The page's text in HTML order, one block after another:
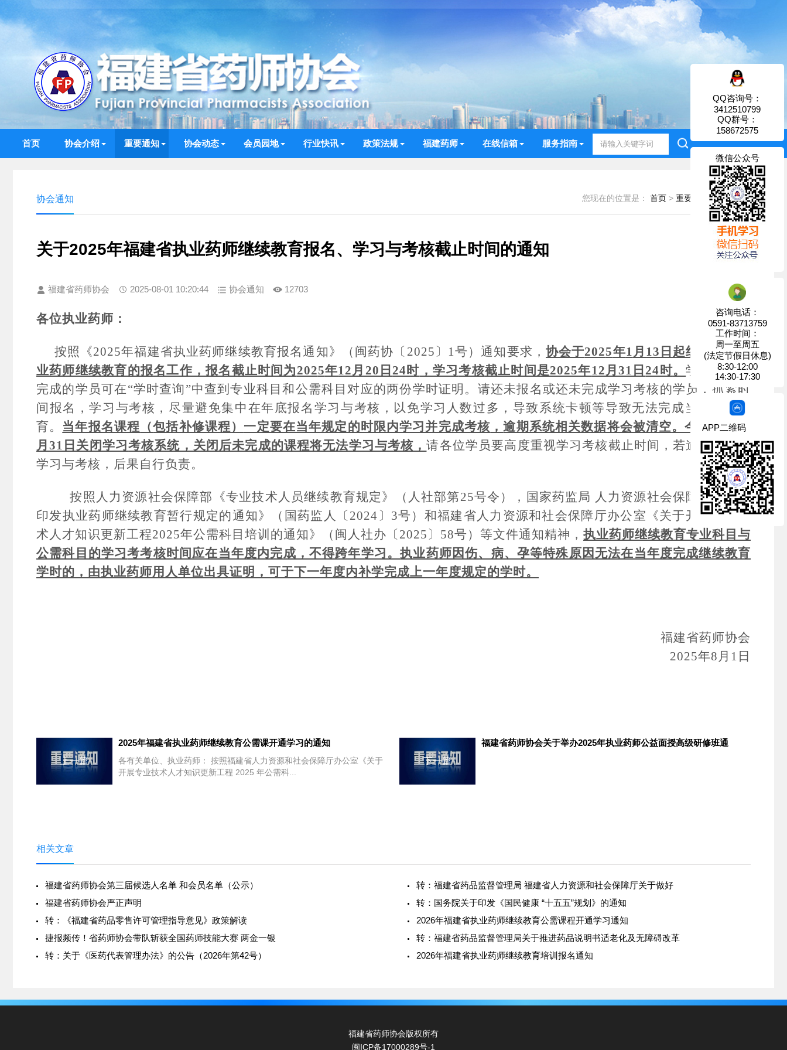
首页 协会介绍 重要通知 协会动态 会员园地 行业快讯 政策法规 福建药师 在线信箱 服务指南
您现在的位置是： 首页 > 重要通知 >协会通知
协会通知
关于2025年福建省执业药师继续教育报名、学习与考核截止时间的通知
福建省药师协会 2025-08-01 10:20:44 协会通知 12703
各位执业药师：
按照《2025年福建省执业药师继续教育报名通知》（闽药协〔 2025 〕 1号）通知要求 ，协会于2025年1月 13 日起组织我省执
业药师继续教育的报名工作，报名截止时间为2025年12月20日 24时 ，学习考核截止时间是2025年12月31日 24时。学习考核都
完成的学员可在“学时查询”中查到专业科目和公需科目对应的两份学时证明。请还未报名或还未完成学习考核的学员，抓紧时
间报名 ，学习 与考核 ， 尽量避免集中在年底报名学习与考核，以免学习人数过多，导致系统卡顿等导致无法完成当年继续教
育。 当年报名课程 （包括补修课程） 一定要在当年规定的时限内学习并完成考核 ，逾期系统相关数据将会被清空。今年将在12
月31日关闭学习考核系统，关闭后未完成的课程将无法学习与考核，请各位学员要高度重视学习考核截止时间，若逾期未完成
学习与考核，后果自行负责。
按照 人力资源社会保障部 《专业技术人员继续教育规定》（人社部第25号令） ，国家药监局 人力资源社会保障部《关于
印发执业药师继续教育暂行规定的通知》
（国药监人〔 2024〕3号）和福建省人力资源和社会保障厅办公室《关于开展专业技
术人才知识更新工程2025年公需科目培训的通知》（闽人社办〔 2025 〕 58号）等文件通知精神 ， 执业药师继续教育专业科目与
公需科目的学习考考核时间应在当年度内完成，不得跨年学习。执业药师因伤、病、孕等特殊原因无法在当年度完成继续教育
学时的，由执业药师用人单位出具证明，可于下一年度内补学完成上一年度规定的学时。
福建省药师协会
2025年8月 1 日
上一篇
2025年福建省执业药师继续教育公需课开通学习的通知
各有关单位、执业药师： 按照福建省人力资源和社会保障厅办公室《关于
开展专业技术人才知识更新工程 2025 年公需科...
下一篇
福建省药师协会关于举办2025年执业药师公益面授高级研修班通
相关文章
福建省药师协会第三届候选人名单 和会员名单（公示）
转：福建省药品监督管理局 福建省人力资源和社会保障厅关于做好
福建省药师协会严正声明
转：国务院关于印发《国民健康 “十五五”规划》的通知
转：《福建省药品零售许可管理指导意见》政策解读
2026年福建省执业药师继续教育公需课程开通学习通知
捷报频传！省药师协会带队斩获全国药师技能大赛 两金一银
转：福建省药品监督管理局关于推进药品说明书适老化及无障碍改革
转：关于《医药代表管理办法》的公告（2026年第42号）
2026年福建省执业药师继续教育培训报名通知
福建省药师协会版权所有
闽ICP备17000289号-1
QQ咨询号：
3412510799
QQ群号：
158672575
微信公众号
咨询电话：
0591-83713759
工作时间：
周一至周五
(法定节假日休息)
8:30-12:00
14:30-17:30
APP二维码